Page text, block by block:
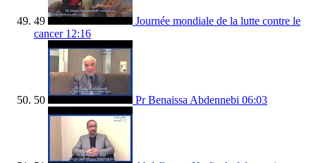
49
Journée mondiale de la lutte contre le
cancer 12:16
50 Pr Benaissa Abdennebi 06:03